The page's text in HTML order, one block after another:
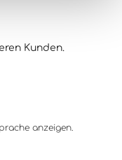
5 Sternen
Kunden.
anzeigen.